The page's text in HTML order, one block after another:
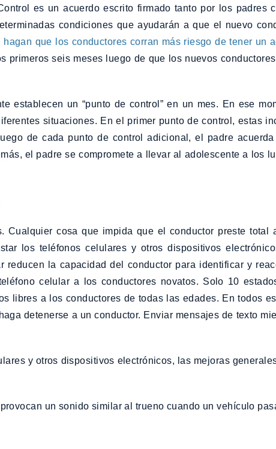
es un acuerdo escrito firmado tanto por los padres
condiciones que ayudarán a que el nuevo
que los conductores corran más riesgo de tener un
primeros seis meses luego de que los nuevos
establecen un “punto de control” en un mes. En ese
situaciones. En el primer punto de control, estas
de cada punto de control adicional, el padre
el padre se compromete a llevar al adolescente a los
Cualquier cosa que impida que el conductor preste
los teléfonos celulares y otros dispositivos
reducen la capacidad del conductor para identificar y
celular a los conductores novatos. Solo 10
libres a los conductores de todas las edades. En todos
detenerse a un conductor. Enviar mensajes de texto
y otros dispositivos electrónicos, las mejoras